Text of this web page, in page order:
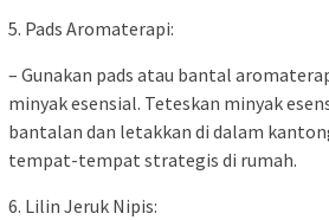
5. Pads Aromaterapi:
– Gunakan pads atau bantal
minyak esensial. Teteskan minyak
bantalan dan letakkan di dalam
tempat-tempat strategis di rumah.
6. Lilin Jeruk Nipis: